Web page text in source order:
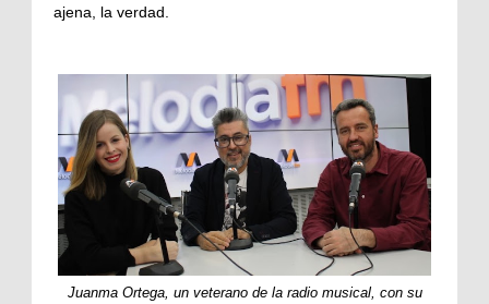
ajena, la verdad.
Juanma Ortega, un veterano de la radio musical, con su